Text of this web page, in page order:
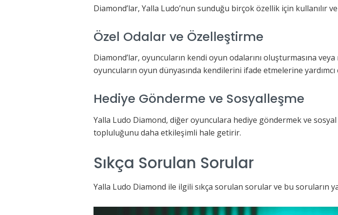
Diamond’lar, Yalla Ludo’nun sunduğu birçok özellik için kullanılır
Özel Odalar ve Özelleştirme
Diamond’lar, oyuncuların kendi oyun odalarını oluşturmasına
oyuncuların oyun dünyasında kendilerini ifade etmelerine yardımcı
Hediye Gönderme ve Sosyalleşme
Yalla Ludo Diamond, diğer oyunculara hediye göndermek ve
topluluğunu daha etkileşimli hale getirir.
Sıkça Sorulan Sorular
Yalla Ludo Diamond ile ilgili sıkça sorulan sorular ve bu soruların